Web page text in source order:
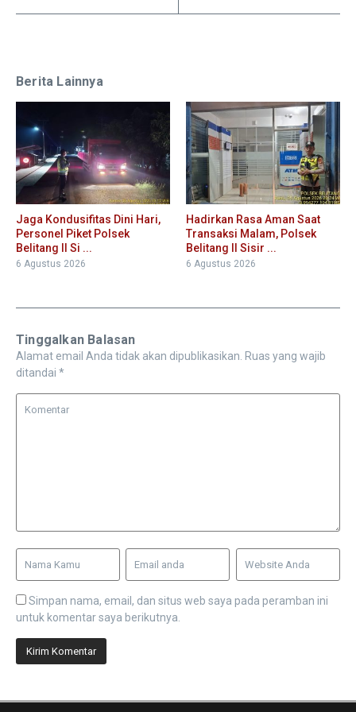
Berita Lainnya
Jaga Kondusifitas Dini Hari,
Personel Piket Polsek
Belitang II Si ...
6 Agustus 2026
Hadirkan Rasa Aman Saat
Transaksi Malam, Polsek
Belitang II Sisir ...
6 Agustus 2026
Tinggalkan Balasan
Alamat email Anda tidak akan dipublikasikan. Ruas yang wajib
ditandai *
Simpan nama, email, dan situs web saya pada peramban ini
untuk komentar saya berikutnya.